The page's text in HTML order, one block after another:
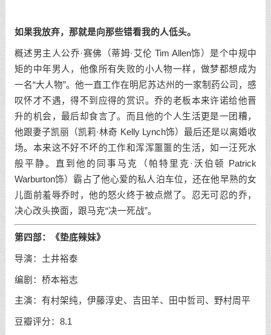
如果我放弃，那就是向那些错看我的人低头。
概述男主人公乔·赛佛（蒂姆·艾伦 Tim Allen饰）是个中规中
矩的中年男人，他像所有失败的小人物一样，做梦都想成为
一名“大人物”。他一直工作在明尼苏达州的一家制药公司，感
叹怀才不遇，得不到应得的赏识。乔的老板本来许诺给他晋
升的机会，最后却食言了。而且他的个人生活更是一团糟，
他跟妻子凯丽（凯莉·林奇 Kelly Lynch饰）最后还是以离婚收
场。本来这不好不坏的工作和浑浑噩噩的生活，如一汪死水
般平静。直到他的同事马克（帕特里克·沃伯顿 Patrick
Warburton饰）霸占了他心爱的私人泊车位，还在他早熟的女
儿面前羞辱乔时，他的怒火终于被点燃了。忍无可忍的乔，
决心改头换面，跟马克“决一死战”。
第四部： 《垫底辣妹》
导演：土井裕泰
编剧：桥本裕志
主演：有村架纯，伊藤淳史、吉田羊、田中哲司、野村周平
豆瓣评分：8.1